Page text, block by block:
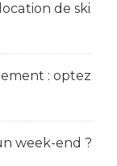
unede ski
: optez
week-end ?